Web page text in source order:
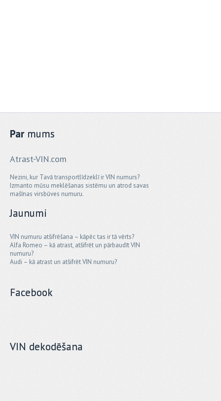
Parmums
Atrast-VIN.com
Nezini, kur Tavā transportlīdzeklī ir VIN numurs?
Izmanto mūsu meklēšanas sistēmu un atrod savas
mašīnas virsbūves numuru.
Jaunumi
VIN numuru atšifrēšana – kāpēc tas ir tā vērts?
Alfa Romeo – kā atrast, atšifrēt un pārbaudīt VIN
numuru?
Audi – kā atrast un atšifrēt VIN numuru?
Facebook
VIN dekodēšana